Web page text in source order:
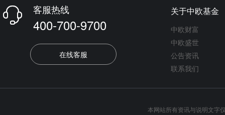
 客服热线
400-700-9700
在线客服
关于中欧基金
中欧财富
中欧盛世
公告资讯
联系我们
本网站所有资讯与说明文字